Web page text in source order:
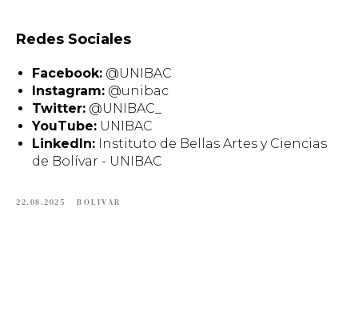
Redes Sociales
Facebook: @UNIBAC
Instagram: @unibac
Twitter: @UNIBAC_
YouTube: UNIBAC
LinkedIn: Instituto de Bellas Artes y Ciencias
de Bolívar - UNIBAC
22.08.2025 BOLIVAR